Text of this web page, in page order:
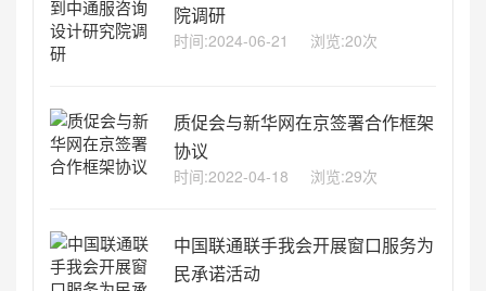
院调研
时间:2024-06-21 浏览:20次
质促会与新华网在京签署合作框架
协议
时间:2022-04-18 浏览:29次
中国联通联手我会开展窗口服务为
民承诺活动